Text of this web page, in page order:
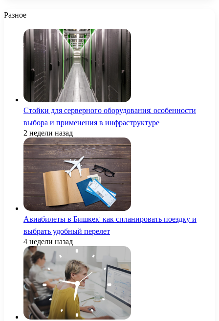
Разное
Стойки для серверного оборудования: особенности
выбора и применения в инфраструктуре
2 недели назад
Авиабилеты в Бишкек: как спланировать поездку и
выбрать удобный перелет
4 недели назад